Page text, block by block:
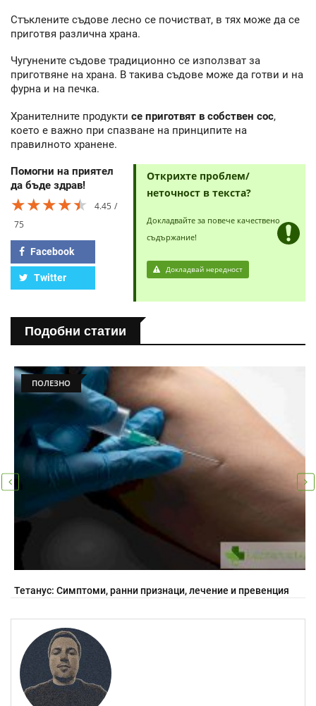
Стъклените съдове лесно се почистват, в тях може да се
приготвя различна храна.
Чугунените съдове традиционно се използват за
приготвяне на храна. В такива съдове може да готви и на
фурна и на печка.
Хранителните продукти се приготвят в собствен сос,
което е важно при спазване на принципите на
правилното хранене.
Помогни на приятел
да бъде здрав!
★★★★★
★★★★★
★★★★★
4.45
75
Facebook
Twitter
Открихте проблем/
неточност в текста?
Докладвайте за повече качествено
съдържание!
Докладвай нередност
Подобни статии
ПОЛЕЗНО
Тетанус: Симптоми, ранни признаци, лечение и превенция